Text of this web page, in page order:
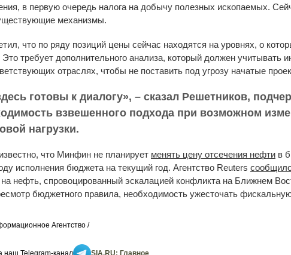
в первую очередь налога на добычу полезных ископаемых.
механизмы.
что по ряду позиций цены сейчас находятся на уровнях, о
Это требует дополнительного анализа, который должен учитывать
отраслях, чтобы не поставить под угрозу начатые
готовы к диалогу», – сказал Решетников,
взвешенного подхода при возможном
нагрузки.
что Минфин не планирует менять цену отсечения нефти в
исполнения бюджета на текущий год. Агентство Reuters
нефть, спровоцированный эскалацией конфликта на Ближнем
бюджетного правила, необходимость ужесточать
Агентство /
наш Telegram-канал SIA.RU: Главное